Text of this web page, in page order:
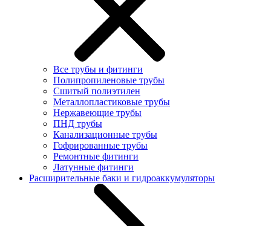
Все трубы и фитинги
Полипропиленовые трубы
Сшитый полиэтилен
Металлопластиковые трубы
Нержавеющие трубы
ПНД трубы
Канализационные трубы
Гофрированные трубы
Ремонтные фитинги
Латунные фитинги
Расширительные баки и гидроаккумуляторы